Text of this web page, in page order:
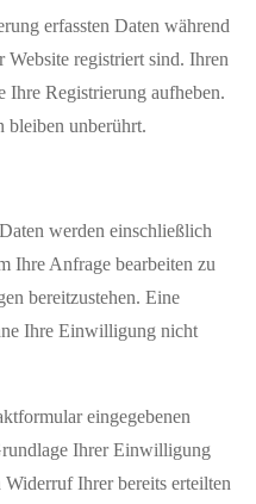
erfassten Daten während
Website registriert sind. Ihren
Ihre Registrierung aufheben.
bleiben unberührt.
werden einschließlich
Ihre Anfrage bearbeiten zu
bereitzustehen. Eine
Ihre Einwilligung nicht
eingegebenen
Ihrer Einwilligung
Ihrer bereits erteilten